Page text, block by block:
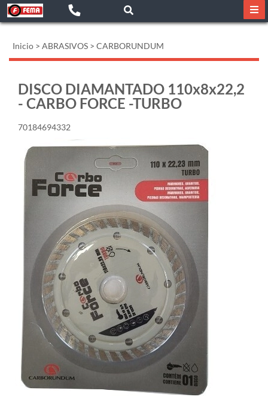
Inicio > ABRASIVOS > CARBORUNDUM
DISCO DIAMANTADO 110x8x22,2
- CARBO FORCE -TURBO
70184694332